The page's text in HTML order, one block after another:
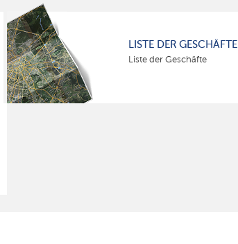
LISTE DER GESCHÄFTE
Liste der Geschäfte